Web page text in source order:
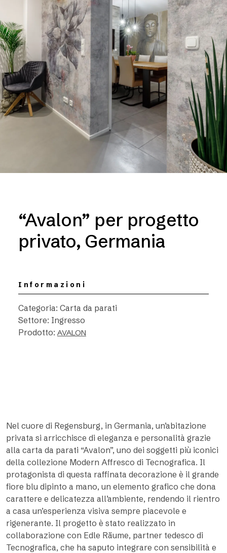
“Avalon” per progetto
privato, Germania
Informazioni
Categoria: Carta da parati
Settore: Ingresso
Prodotto: AVALON
Nel cuore di Regensburg, in Germania, un’abitazione
privata si arricchisce di eleganza e personalità grazie
alla carta da parati “Avalon”, uno dei soggetti più iconici
della collezione Modern Affresco di Tecnografica. Il
protagonista di questa raffinata decorazione è il grande
fiore blu dipinto a mano, un elemento grafico che dona
carattere e delicatezza all’ambiente, rendendo il rientro
a casa un’esperienza visiva sempre piacevole e
rigenerante. Il progetto è stato realizzato in
collaborazione con Edle Räume, partner tedesco di
Tecnografica, che ha saputo integrare con sensibilità e